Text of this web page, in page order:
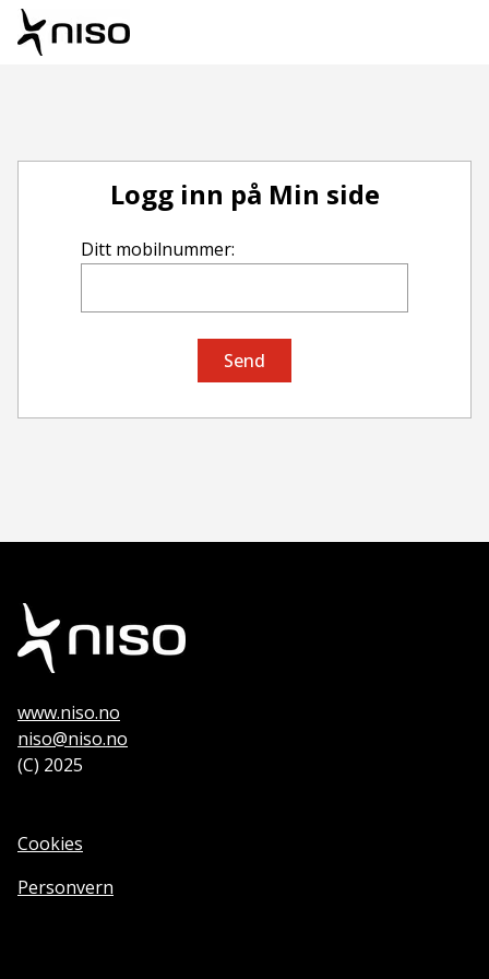
Logg inn på Min side
Ditt mobilnummer:
Send
www.niso.no
niso@niso.no
(C) 2025
Cookies
Personvern